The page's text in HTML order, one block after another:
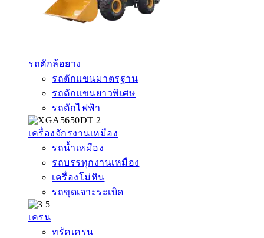
รถตักล้อยาง
รถตักแขนมาตรฐาน
รถตักแขนยาวพิเศษ
รถตักไฟฟ้า
เครื่องจักรงานเหมือง
รถน้ำเหมือง
รถบรรทุกงานเหมือง
เครื่องโม่หิน
รถขุดเจาะระเบิด
เครน
ทรัคเครน